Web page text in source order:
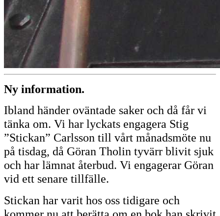
Ny information.
Ibland händer oväntade saker och då får vi
tänka om. Vi har lyckats engagera Stig
”Stickan” Carlsson till vårt månadsmöte nu
på tisdag, då Göran Tholin tyvärr blivit sjuk
och har lämnat återbud. Vi engagerar Göran
vid ett senare tillfälle.
Stickan har varit hos oss tidigare och